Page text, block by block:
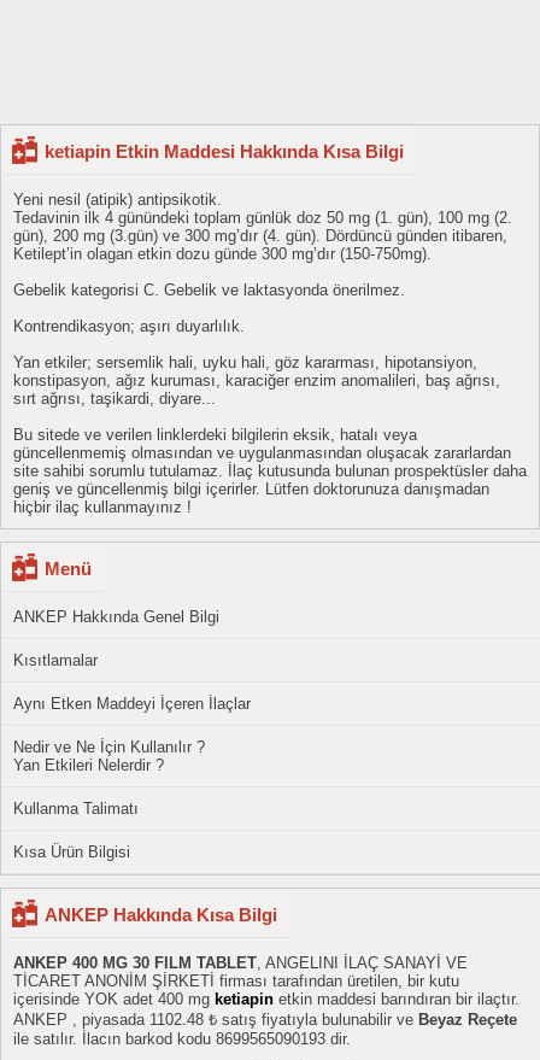
ketiapin Etkin Maddesi Hakkında Kısa Bilgi
Yeni nesil (atipik) antipsikotik.
Tedavinin ilk 4 günündeki toplam günlük doz 50 mg (1. gün), 100 mg (2.
gün), 200 mg (3.gün) ve 300 mg’dır (4. gün). Dördüncü günden itibaren,
Ketilept’in olagan etkin dozu günde 300 mg’dır (150-750mg).
Gebelik kategorisi C. Gebelik ve laktasyonda önerilmez.
Kontrendikasyon; aşırı duyarlılık.
Yan etkiler; sersemlik hali, uyku hali, göz kararması, hipotansiyon,
konstipasyon, ağız kuruması, karaciğer enzim anomalileri, baş ağrısı,
sırt ağrısı, taşikardi, diyare...
Bu sitede ve verilen linklerdeki bilgilerin eksik, hatalı veya
güncellenmemiş olmasından ve uygulanmasından oluşacak zararlardan
site sahibi sorumlu tutulamaz. İlaç kutusunda bulunan prospektüsler daha
geniş ve güncellenmiş bilgi içerirler. Lütfen doktorunuza danışmadan
hiçbir ilaç kullanmayınız !
Menü
ANKEP Hakkında Genel Bilgi
Kısıtlamalar
Aynı Etken Maddeyi İçeren İlaçlar
Nedir ve Ne İçin Kullanılır ?
Yan Etkileri Nelerdir ?
Kullanma Talimatı
Kısa Ürün Bilgisi
ANKEP Hakkında Kısa Bilgi
ANKEP 400 MG 30 FILM TABLET, ANGELINI İLAÇ SANAYİ VE
TİCARET ANONİM ŞİRKETİ firması tarafından üretilen, bir kutu
içerisinde YOK adet 400 mg ketiapin etkin maddesi barındıran bir ilaçtır.
ANKEP , piyasada 1102.48 ₺ satış fiyatıyla bulunabilir ve Beyaz Reçete
ile satılır. İlacın barkod kodu 8699565090193 dir.